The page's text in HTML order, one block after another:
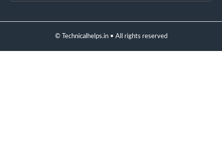
© Technicalhelps.in • All rights reserved